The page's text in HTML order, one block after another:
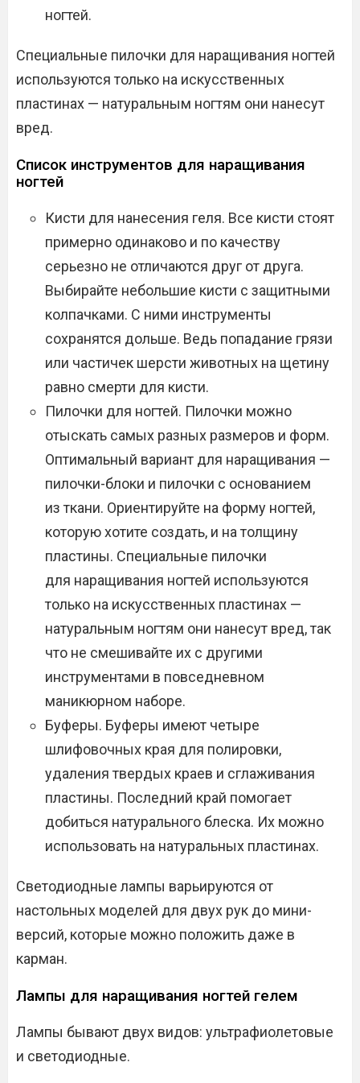
ногтей.
Специальные пилочки для наращивания ногтей
используются только на искусственных
пластинах — натуральным ногтям они нанесут
вред.
Список инструментов для наращивания
ногтей
Кисти для нанесения геля. Все кисти стоят
примерно одинаково и по качеству
серьезно не отличаются друг от друга.
Выбирайте небольшие кисти с защитными
колпачками. С ними инструменты
сохранятся дольше. Ведь попадание грязи
или частичек шерсти животных на щетину
равно смерти для кисти.
Пилочки для ногтей. Пилочки можно
отыскать самых разных размеров и форм.
Оптимальный вариант для наращивания —
пилочки-блоки и пилочки с основанием
из ткани. Ориентируйте на форму ногтей,
которую хотите создать, и на толщину
пластины. Специальные пилочки
для наращивания ногтей используются
только на искусственных пластинах —
натуральным ногтям они нанесут вред, так
что не смешивайте их с другими
инструментами в повседневном
маникюрном наборе.
Буферы. Буферы имеют четыре
шлифовочных края для полировки,
удаления твердых краев и сглаживания
пластины. Последний край помогает
добиться натурального блеска. Их можно
использовать на натуральных пластинах.
Светодиодные лампы варьируются от
настольных моделей для двух рук до мини-
версий, которые можно положить даже в
карман.
Лампы для наращивания ногтей гелем
Лампы бывают двух видов: ультрафиолетовые
и светодиодные.